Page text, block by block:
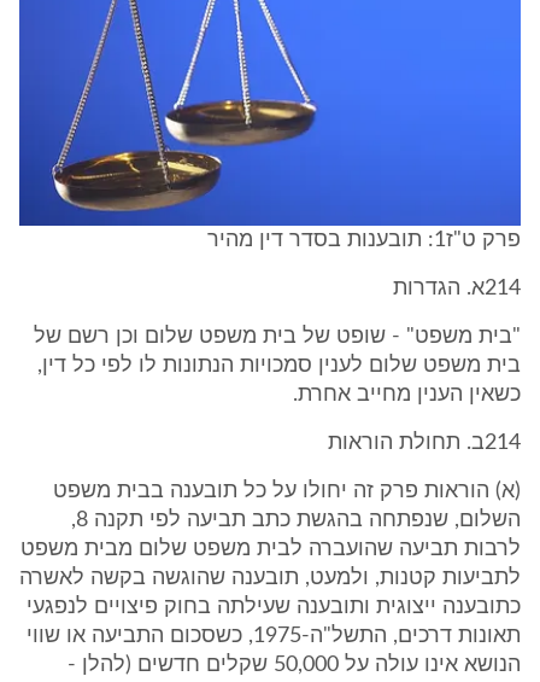
פרק ט"ז1: תובענות בסדר דין מהיר
214א. הגדרות
"בית משפט" - שופט של בית משפט שלום וכן רשם של
בית משפט שלום לענין סמכויות הנתונות לו לפי כל דין,
כשאין הענין מחייב אחרת.
214ב. תחולת הוראות
(א) הוראות פרק זה יחולו על כל תובענה בבית משפט
השלום, שנפתחה בהגשת כתב תביעה לפי תקנה 8,
לרבות תביעה שהועברה לבית משפט שלום מבית משפט
לתביעות קטנות, ולמעט, תובענה שהוגשה בקשה לאשרה
כתובענה ייצוגית ותובענה שעילתה בחוק פיצויים לנפגעי
תאונות דרכים, התשל"ה-1975, כשסכום התביעה או שווי
הנושא אינו עולה על 50,000 שקלים חדשים (להלן -